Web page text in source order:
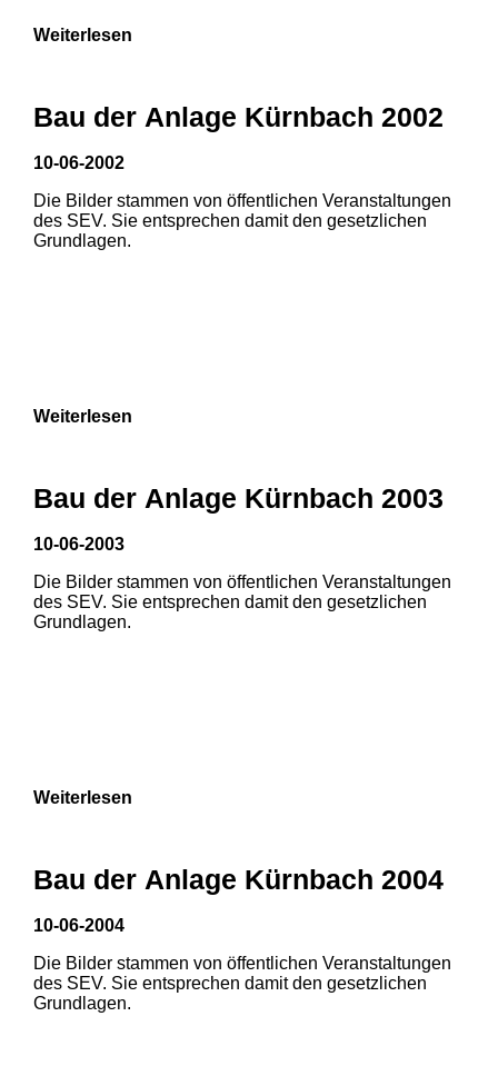
1 2 3
Weiterlesen
Bau der Anlage Kürnbach 2002
10-06-2002
Die Bilder stammen von öffentlichen Veranstaltungen
des SEV. Sie entsprechen damit den gesetzlichen
Grundlagen.
Weiterlesen
Bau der Anlage Kürnbach 2003
10-06-2003
Die Bilder stammen von öffentlichen Veranstaltungen
des SEV. Sie entsprechen damit den gesetzlichen
Grundlagen.
Weiterlesen
Bau der Anlage Kürnbach 2004
10-06-2004
Die Bilder stammen von öffentlichen Veranstaltungen
des SEV. Sie entsprechen damit den gesetzlichen
Grundlagen.